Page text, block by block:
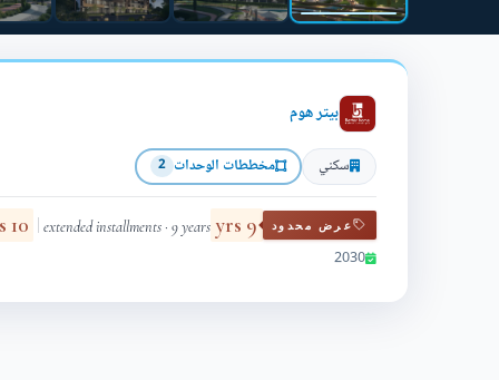
بيتر هوم
سكني مخططات الوحدات 2
عرض محدود 9 yrs
extended installments · 9 years
10 yrs
2030